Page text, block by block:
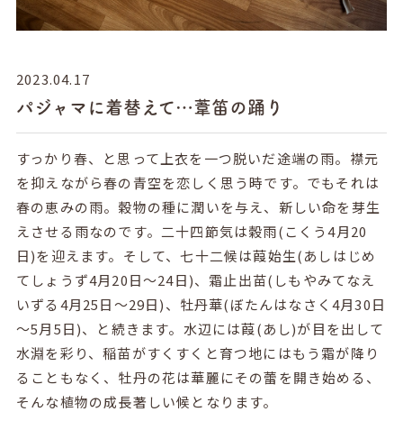
2023.04.17
パジャマに着替えて…葦笛の踊り
すっかり春、と思って上衣を一つ脱いだ途端の雨。襟元
を抑えながら春の青空を恋しく思う時です。でもそれは
春の恵みの雨。穀物の種に潤いを与え、新しい命を芽生
えさせる雨なのです。二十四節気は穀雨(こくう4月20
日)を迎えます。そして、七十二候は葭始生(あしはじめ
てしょうず4月20日～24日)、霜止出苗(しもやみてなえ
いずる4月25日～29日)、牡丹華(ぼたんはなさく4月30日
～5月5日)、と続きます。水辺には葭(あし)が目を出して
水淵を彩り、稲苗がすくすくと育つ地にはもう霜が降り
ることもなく、牡丹の花は華麗にその蕾を開き始める、
そんな植物の成長著しい候となります。